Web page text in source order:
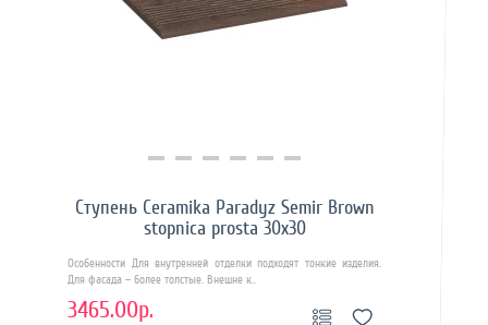
Купить в 1 клик
Ступень Ceramika Paradyz Semir Brown
stopnica prosta 30х30
Особенности Для внутренней отделки подходят тонкие изделия.
Для фасада – более толстые. Внешне к..
3465.00р.